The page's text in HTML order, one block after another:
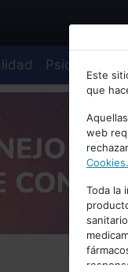
Psiquiatría
Este
que
web
Cookies.
Toda la